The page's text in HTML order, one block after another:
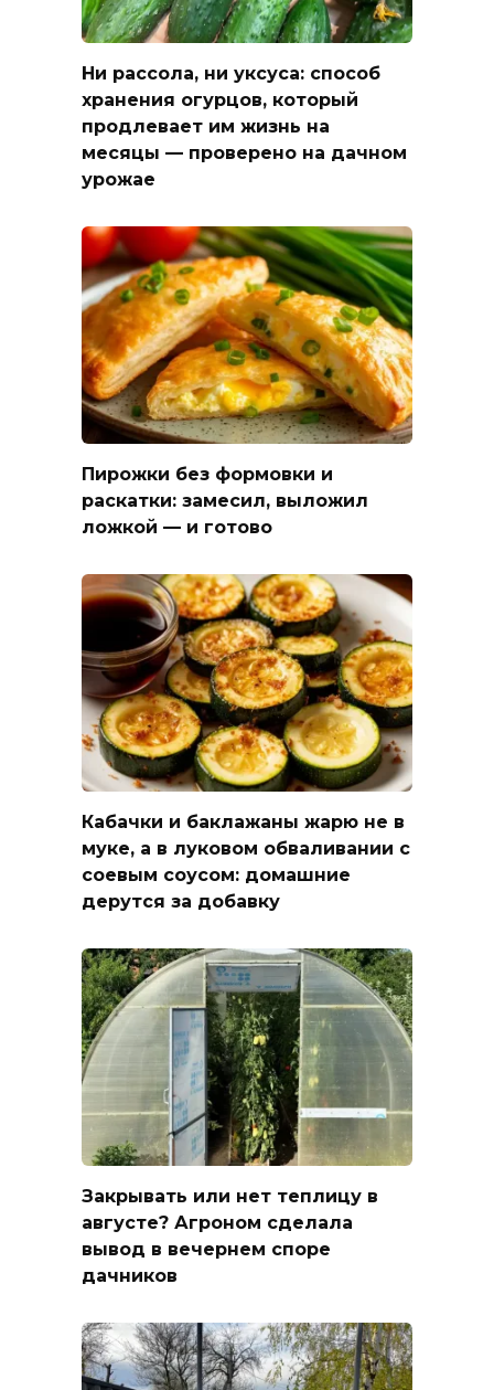
Ни рассола, ни уксуса: способ
хранения огурцов, который
продлевает им жизнь на
месяцы — проверено на дачном
урожае
Пирожки без формовки и
раскатки: замесил, выложил
ложкой — и готово
Кабачки и баклажаны жарю не в
муке, а в луковом обваливании с
соевым соусом: домашние
дерутся за добавку
Закрывать или нет теплицу в
августе? Агроном сделала
вывод в вечернем споре
дачников